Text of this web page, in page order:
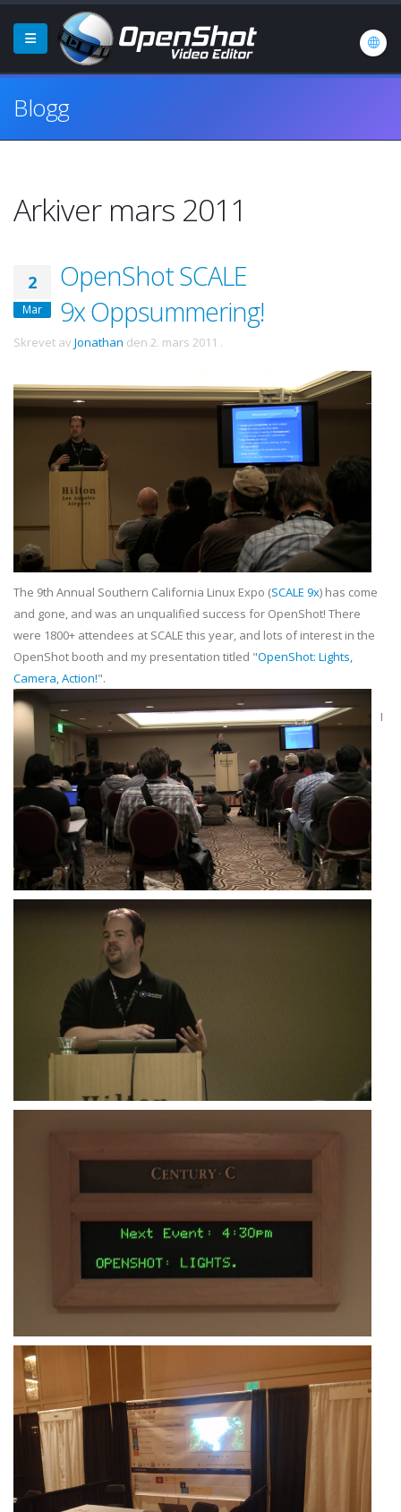
Blogg
Arkiver mars 2011
2
Mar
OpenShot SCALE
9x Oppsummering!
Skrevet av Jonathan den 2. mars 2011 .
The 9th Annual Southern California Linux Expo (SCALE 9x) has come
and gone, and was an unqualified success for OpenShot! There
were 1800+ attendees at SCALE this year, and lots of interest in the
OpenShot booth and my presentation titled "OpenShot: Lights,
Camera, Action!".
I